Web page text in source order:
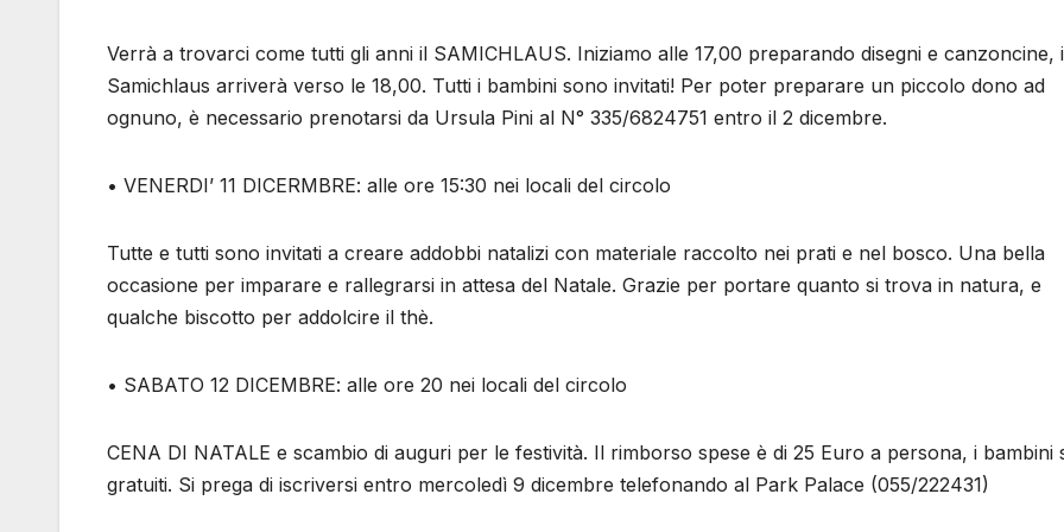
Verrà a trovarci come tutti gli anni il SAMICHLAUS. Iniziamo alle 17,00 preparando disegni e canzoncine,
Samichlaus arriverà verso le 18,00. Tutti i bambini sono invitati! Per poter preparare un piccolo dono ad
ognuno, è necessario prenotarsi da Ursula Pini al N° 335/6824751 entro il 2 dicembre.
• VENERDI’ 11 DICERMBRE: alle ore 15:30 nei locali del circolo
Tutte e tutti sono invitati a creare addobbi natalizi con materiale raccolto nei prati e nel bosco. Una bella
occasione per imparare e rallegrarsi in attesa del Natale. Grazie per portare quanto si trova in natura, e
qualche biscotto per addolcire il thè.
• SABATO 12 DICEMBRE: alle ore 20 nei locali del circolo
CENA DI NATALE e scambio di auguri per le festività. Il rimborso spese è di 25 Euro a persona, i bambini
gratuiti. Si prega di iscriversi entro mercoledì 9 dicembre telefonando al Park Palace (055/222431)